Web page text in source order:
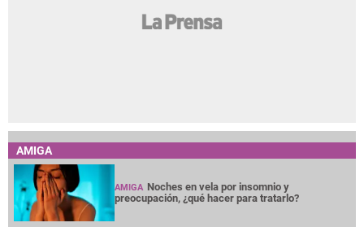
AMIGA
AMIGA Noches en vela por insomnio y
preocupación, ¿qué hacer para tratarlo?